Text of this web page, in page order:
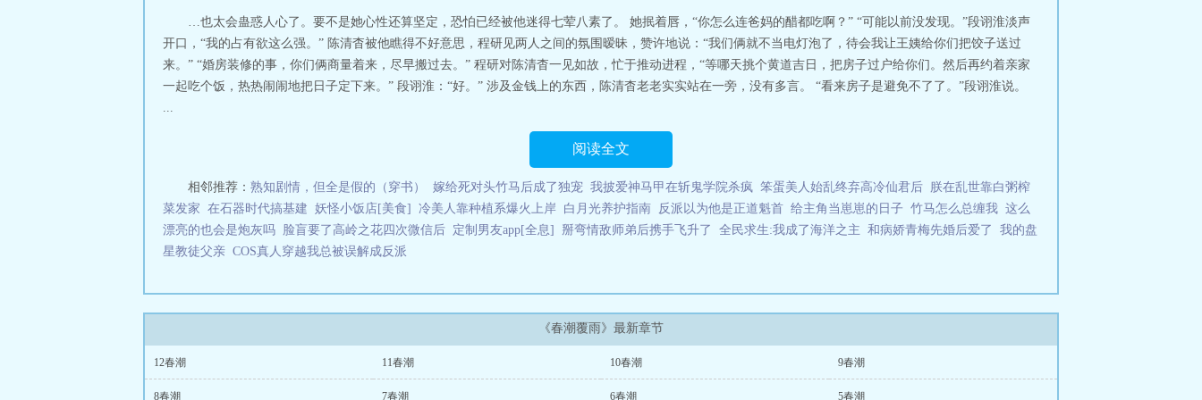
陈清杳后来得知两人那次相见不过是场乌龙。天之骄子为应付家里而相亲，同提前半小时抵达的她彼此错认。所幸她如愿入职，段诩
淮发来问候。借着酒劲，她半真半假地提议，“段先生，我们不如将错就错？”半小时后，斯文清隽的男人出现在她家楼下。“没问题的
话今后各取所需。”一套房产及百万现金，对方阔绰绅士，怎样都是她赚。陈清杳莞尔，“合作愉快。”他瞥了眼她悬在半空中的手，未
有动作。3、婚后，两方家长轮流查岗，陈清杳心力交瘁，在段诩淮的应允下，搬去和他同住。拥抱、牵手已是稀松平常，他逐渐动
心，她却始终界限分明，看不透段诩淮步步靠近的用意。直到公司被启明科技并购，新任ceo空降，段诩淮私下叫她去办公室。百叶窗
杳，你到现在还看不出来，我喜欢你？”她一时懵然，段诩淮吃醋咬上她的耳朵，挫败服软，“不是演戏。”［是他甘愿沉沦，温水也沸
腾］—温馨提示1.双c，男主高洁，之前多次拒绝相亲，女主是唯一例外，在此之前没有看过原相亲对象的照片2.清冷温柔ai工程师x外
…也太会蛊惑人心了。要不是她心性还算坚定，恐怕已经被他迷得七荤八素了。 她抿着唇，“你怎么连爸妈的醋都吃啊？” “可能以前没发现。”段诩淮淡声
开口，“我的占有欲这么强。” 陈清杳被他瞧得不好意思，程研见两人之间的氛围暧昧，赞许地说：“我们俩就不当电灯泡了，待会我让王姨给你们把饺子送过
来。” “婚房装修的事，你们俩商量着来，尽早搬过去。” 程研对陈清杳一见如故，忙于推动进程，“等哪天挑个黄道吉日，把房子过户给你们。然后再约着亲家
一起吃个饭，热热闹闹地把日子定下来。” 段诩淮：“好。” 涉及金钱上的东西，陈清杳老老实实站在一旁，没有多言。 “看来房子是避免不了了。”段诩淮说。
...
阅读全文
相邻推荐： 熟知剧情，但全是假的（穿书） 嫁给死对头竹马后成了独宠 我披爱神马甲在斩鬼学院杀疯 笨蛋美人始乱终弃高冷仙君后 朕在乱世靠白粥榨
菜发家 在石器时代搞基建 妖怪小饭店[美食] 冷美人靠种植系爆火上岸 白月光养护指南 反派以为他是正道魁首 给主角当崽崽的日子 竹马怎么总缠我 这么
漂亮的也会是炮灰吗 脸盲要了高岭之花四次微信后 定制男友app[全息] 掰弯情敌师弟后携手飞升了 全民求生:我成了海洋之主 和病娇青梅先婚后爱了
我的盘
星教徒父亲 COS真人穿越我总被误解成反派
《春潮覆雨》最新章节
12春潮 11春潮 10春潮 9春潮
8春潮 7春潮 6春潮 5春潮